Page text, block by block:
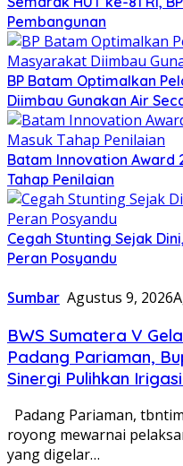
Pembangunan
BP Batam Optimalkan
Diimbau Gunakan Air
Batam Innovation Award
Tahap Penilaian
Cegah Stunting Sejak
Peran Posyandu
Sumbar Agustus 9, 2026
‎BWS Sumatera V
Padang Pariaman,
Sinergi Pulihkan
Padang Pariaman,
royong mewarnai
yang digelar…